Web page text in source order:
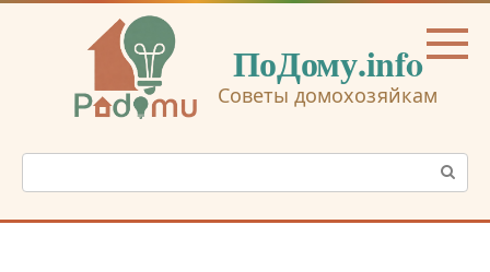
Перейти
ПоДому.info
Советы домохозяйкам
Поиск: